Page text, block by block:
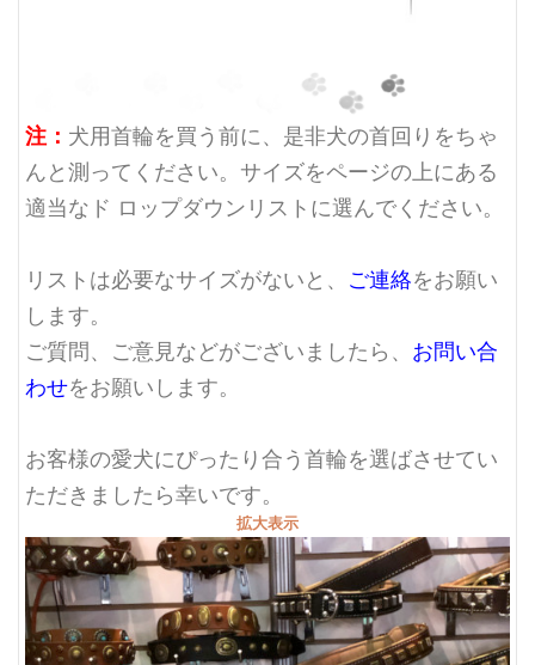
注： 犬用首輪を買う前に、是非犬の首回りをちゃ
んと測ってください。サイズをページの上にある
適当なド ロップダウンリストに選んでください。
リストは必要なサイズがないと、 ご連絡をお願い
します。
ご質問、ご意見などがございましたら、 お問い合
わせをお願いします。
お客様の愛犬にぴったり合う首輪を選ばさせてい
ただきましたら幸いです。
拡大表示